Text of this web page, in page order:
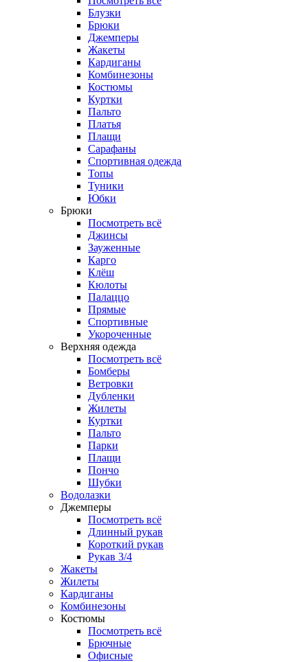
Блузки
Брюки
Джемперы
Жакеты
Кардиганы
Комбинезоны
Костюмы
Куртки
Пальто
Платья
Плащи
Сарафаны
Спортивная одежда
Топы
Туники
Юбки
Брюки
Посмотреть всё
Джинсы
Зауженные
Карго
Клёш
Кюлоты
Палаццо
Прямые
Спортивные
Укороченные
Верхняя одежда
Посмотреть всё
Бомберы
Ветровки
Дубленки
Жилеты
Куртки
Пальто
Парки
Плащи
Пончо
Шубки
Водолазки
Джемперы
Посмотреть всё
Длинный рукав
Короткий рукав
Рукав 3/4
Жакеты
Жилеты
Кардиганы
Комбинезоны
Костюмы
Посмотреть всё
Брючные
Офисные